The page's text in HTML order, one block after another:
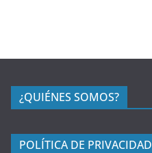
¿QUIÉNES SOMOS?
POLÍTICA DE PRIVACIDAD